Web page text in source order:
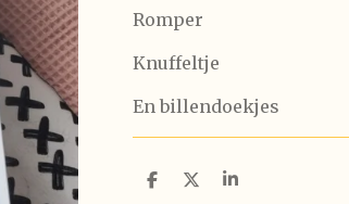
Romper
Knuffeltje
En billendoekjes
D
D
S